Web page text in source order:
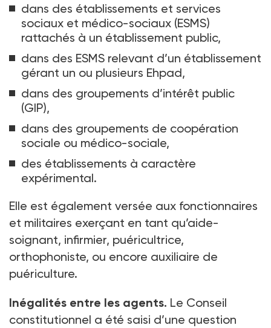
dans des établissements et services
sociaux et médico-sociaux (ESMS)
rattachés à un établissement public,
dans des ESMS relevant d’un établissement
gérant un ou plusieurs Ehpad,
dans des groupements d’intérêt public
(GIP),
dans des groupements de coopération
sociale ou médico-sociale,
des établissements à caractère
expérimental.
Elle est également versée aux fonctionnaires
et militaires exerçant en tant qu’aide-
soignant, infirmier, puéricultrice,
orthophoniste, ou encore auxiliaire de
puériculture.
Inégalités entre les agents. Le Conseil
constitutionnel a été saisi d’une question